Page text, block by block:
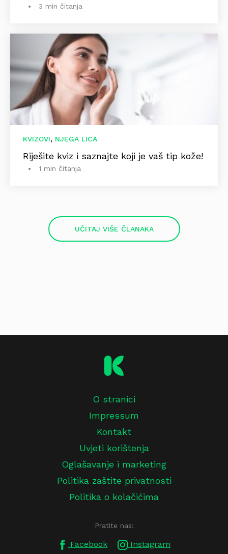
3 min čitanja
KVIZOVI, NJEGA LICA
Riješite kviz i saznajte koji je vaš tip kože!
1 min čitanja
UČITAJ VIŠE ČLANAKA
O stranici
Impressum
Kontakt
Uvjeti korištenja
Oglašavanje i marketing
Politika zaštite privatnosti
Politika o kolačićima
Pratite nas:
Facebook Instagram